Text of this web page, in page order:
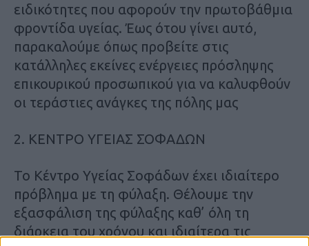
ειδικότητες που αφορούν την πρωτοβάθμια
φροντίδα υγείας. Έως ότου γίνει αυτό,
παρακαλούμε όπως προβείτε στις
κατάλληλες εκείνες ενέργειες πρόσληψης
επικουρικού προσωπικού για να καλυφθούν
οι τεράστιες ανάγκες της πόλης μας
2. ΚΕΝΤΡΟ ΥΓΕΙΑΣ ΣΟΦΑΔΩΝ
Το Κέντρο Υγείας Σοφάδων έχει ιδιαίτερο
πρόβλημα με τη φύλαξη. Θέλουμε την
εξασφάλιση της φύλαξης καθ’ όλη τη
διάρκεια του χρόνου και ιδιαίτερα τις